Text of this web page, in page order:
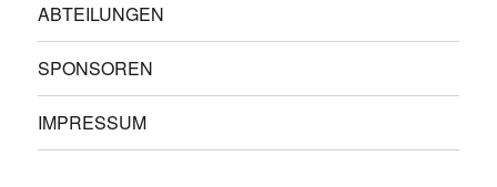
ABTEILUNGEN
SPONSOREN
IMPRESSUM